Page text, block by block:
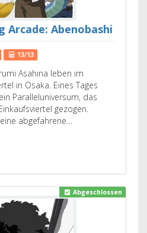
Arcade: Abenobashi
13/13
Asahina leben im
in Osaka. Eines Tages
Paralleluniversum, das
gezogen.
abgefahrene…
Abgeschlossen